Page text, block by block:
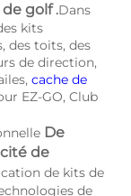
de golf .Dans
kits
des toits, des
de direction,
cache de
EZ-GO, Club
De
de
de kits de
de